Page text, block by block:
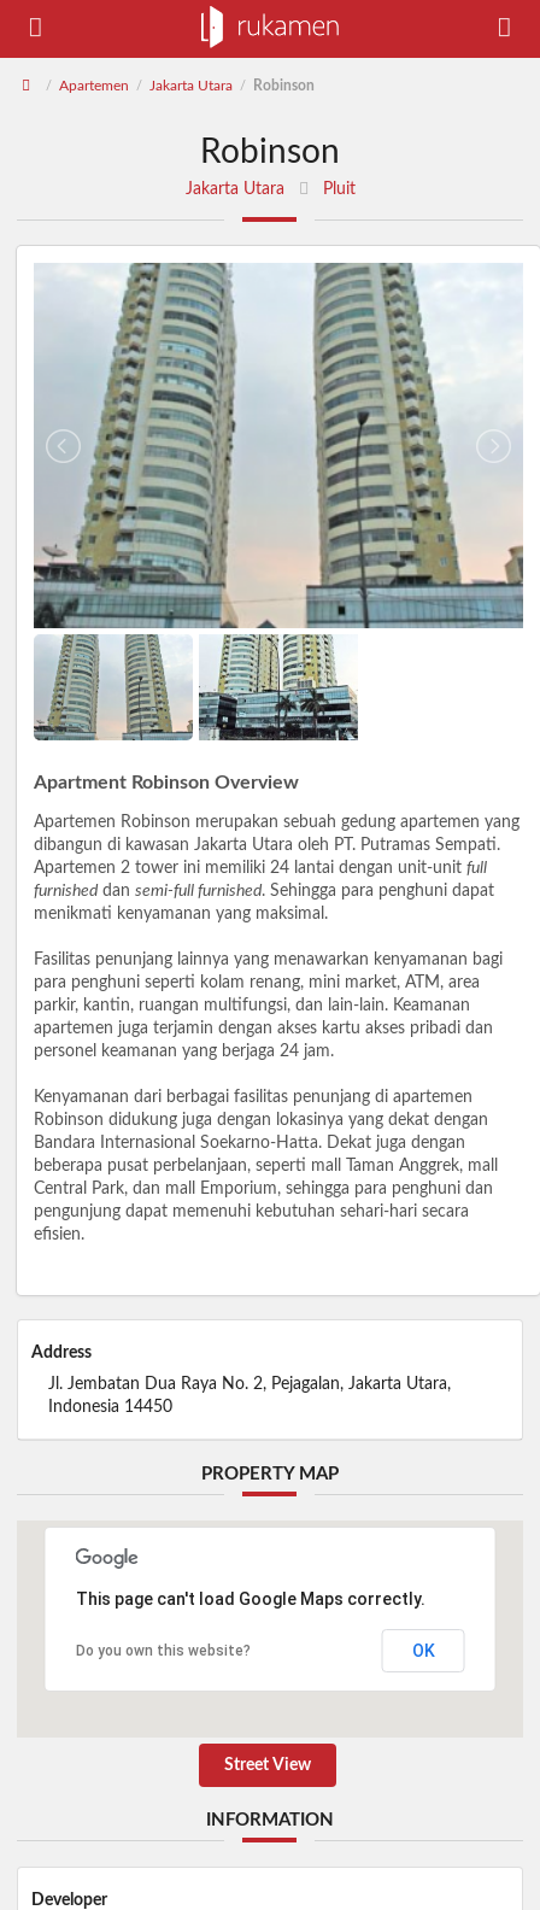
/ Apartemen / Jakarta Utara / Robinson
Robinson
Jakarta Utara Pluit
Apartment Robinson Overview
Apartemen Robinson merupakan sebuah gedung apartemen yang
dibangun di kawasan Jakarta Utara oleh PT. Putramas Sempati.
Apartemen 2 tower ini memiliki 24 lantai dengan unit-unit full
furnished dan semi-full furnished. Sehingga para penghuni dapat
menikmati kenyamanan yang maksimal.
Fasilitas penunjang lainnya yang menawarkan kenyamanan bagi
para penghuni seperti kolam renang, mini market, ATM, area
parkir, kantin, ruangan multifungsi, dan lain-lain. Keamanan
apartemen juga terjamin dengan akses kartu akses pribadi dan
personel keamanan yang berjaga 24 jam.
Kenyamanan dari berbagai fasilitas penunjang di apartemen
Robinson didukung juga dengan lokasinya yang dekat dengan
Bandara Internasional Soekarno-Hatta. Dekat juga dengan
beberapa pusat perbelanjaan, seperti mall Taman Anggrek, mall
Central Park, dan mall Emporium, sehingga para penghuni dan
pengunjung dapat memenuhi kebutuhan sehari-hari secara
efisien.
Address
Jl. Jembatan Dua Raya No. 2, Pejagalan, Jakarta Utara,
Indonesia 14450
PROPERTY MAP
This page can't load Google Maps correctly.
Do you own this website? OK
Street View
INFORMATION
Developer